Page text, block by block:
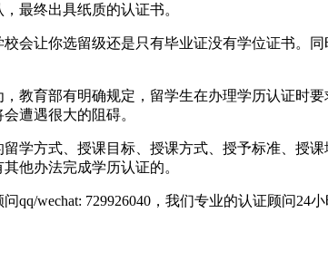
最终出具纸质的认证书。
会让你选留级还是只有毕业证没有学位证书。
教育部有明确规定，留学生在办理学历认证时
遭遇很大的阻碍。
学方式、授课目标、授课方式、授予标准、授
他办法完成学历认证的。
wechat: 729926040，我们专业的认证顾问24小